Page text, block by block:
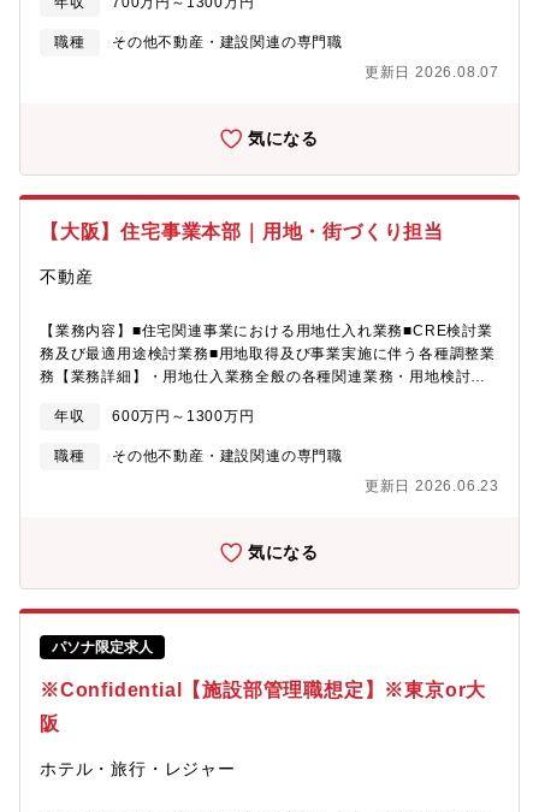
していきます。
験を積んでいただける環境です。【具体的には】・不動産仲介会
社への営業活動（売買情報の収集）・買主に対する購入提案・自
社及びグループ会社の物件売買時における条件交渉や各種手続
き・新規開発案件のための土地仕入れ・新規開発プロジェクトへ
件：4棟/総額 68億円 アセット規模：売却金額7億～34億円【配
バー（男性2名、女性1名）は非常にフランクな社員が多い為、中
内容】当社は、京阪神エリアを中心にプロパティマネジメント事
プ保有6,500室・不動産ファンド4,000室・事業法人様3,000室と
募集、賃貸借契約、家賃徴収、建物管理、原状回復工事などの賃
貸運営に関わる日常管理業務はもちろん、収益不動産の資産価値
向上につながる提案やリノベーション工事も積極的に行っており
戸近くの管理拡大（8,380戸→12,000戸）を実現しました。【会
ている為、運用上の課題やボトルネックの発見→改善提案の意思
決定が非常に早く、自ら能動的に動くことで成果や実績を実感し
実績（AUM2,000億円規模）を活かし、将来的にアセットマネジ
り組める方・現状に満足せず常に変革を求める方・キャリアビジ
職種
その他不動産・建設関連の専門職
更新日 2026.08.07
気になる
【大阪】住宅事業本部｜用地・街づくり担当
不動産
【業務内容】■住宅関連事業における用地仕入れ業務■CRE検討業
務及び最適用途検討業務■用地取得及び事業実施に伴う各種調整業
務【業務詳細】・用地仕入業務全般の各種関連業務・用地検討に
務【募集背景】・用地仕入れれ業務の体制強化・CRE物件を含む
全国の住宅土地仕入れ業務に関連する検討業務及びリスク検証業
務のサポート強化・若手担当の育成強化【ポスト】 住宅事業本
部 事業創生部 用地・街づくり担当（役職：主査～課長代理）
年収 600万円～1300万円
職種
その他不動産・建設関連の専門職
更新日 2026.06.23
気になる
パソナ限定求人
※Confidential【施設部管理職想定】※東京or大
阪
ホテル・旅行・レジャー